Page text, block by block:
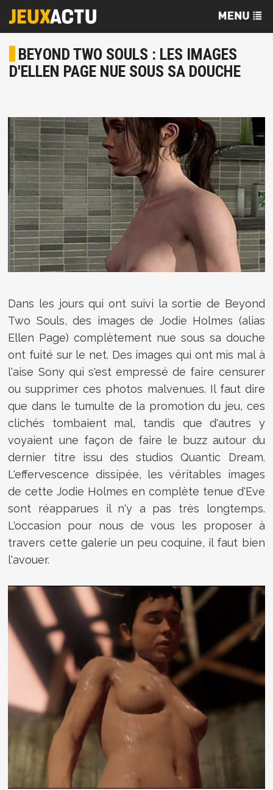
BEYOND TWO SOULS : LES IMAGES
D'ELLEN PAGE NUE SOUS SA DOUCHE
Dans les jours qui ont suivi la sortie de Beyond
Two Souls, des images de Jodie Holmes (alias
Ellen Page) complètement nue sous sa douche
ont fuité sur le net. Des images qui ont mis mal à
l'aise Sony qui s'est empressé de faire censurer
ou supprimer ces photos malvenues. Il faut dire
que dans le tumulte de la promotion du jeu, ces
clichés tombaient mal, tandis que d'autres y
voyaient une façon de faire le buzz autour du
dernier titre issu des studios Quantic Dream.
L'effervescence dissipée, les véritables images
de cette Jodie Holmes en complète tenue d'Eve
sont réapparues il n'y a pas très longtemps.
L'occasion pour nous de vous les proposer à
travers cette galerie un peu coquine, il faut bien
l'avouer.